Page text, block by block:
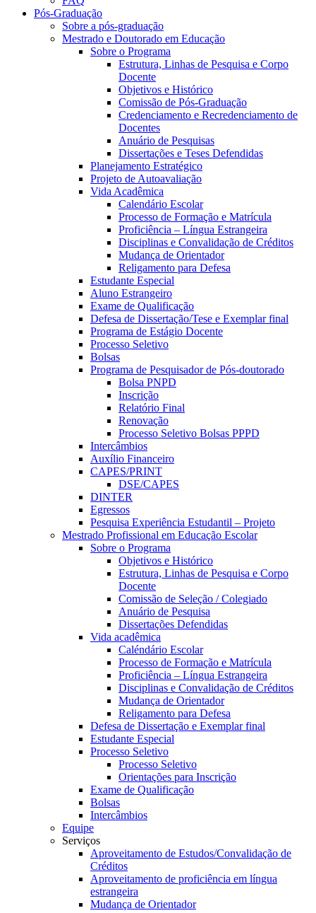
Pós-Graduação
Sobre a pós-graduação
Mestrado e Doutorado em Educação
Sobre o Programa
Estrutura, Linhas de Pesquisa e Corpo
Docente
Objetivos e Histórico
Comissão de Pós-Graduação
Credenciamento e Recredenciamento de
Docentes
Anuário de Pesquisas
Dissertações e Teses Defendidas
Planejamento Estratégico
Projeto de Autoavaliação
Vida Acadêmica
Calendário Escolar
Processo de Formação e Matrícula
Proficiência – Língua Estrangeira
Disciplinas e Convalidação de Créditos
Mudança de Orientador
Religamento para Defesa
Estudante Especial
Aluno Estrangeiro
Exame de Qualificação
Defesa de Dissertação/Tese e Exemplar final
Programa de Estágio Docente
Processo Seletivo
Bolsas
Programa de Pesquisador de Pós-doutorado
Bolsa PNPD
Inscrição
Relatório Final
Renovação
Processo Seletivo Bolsas PPPD
Intercâmbios
Auxílio Financeiro
CAPES/PRINT
DSE/CAPES
DINTER
Egressos
Pesquisa Experiência Estudantil – Projeto
Mestrado Profissional em Educação Escolar
Sobre o Programa
Objetivos e Histórico
Estrutura, Linhas de Pesquisa e Corpo
Docente
Comissão de Seleção / Colegiado
Anuário de Pesquisa
Dissertações Defendidas
Vida acadêmica
Caléndário Escolar
Processo de Formação e Matrícula
Proficiência – Língua Estrangeira
Disciplinas e Convalidação de Créditos
Mudança de Orientador
Religamento para Defesa
Defesa de Dissertação e Exemplar final
Estudante Especial
Processo Seletivo
Processo Seletivo
Orientações para Inscrição
Exame de Qualificação
Bolsas
Intercâmbios
Equipe
Serviços
Aproveitamento de Estudos/Convalidação de
Créditos
Aproveitamento de proficiência em língua
estrangeira
Mudança de Orientador